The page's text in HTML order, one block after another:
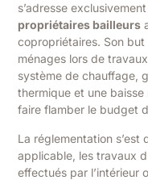
s’adresse
propriétaires bailleurs
copropriétaires. Son but
ménages lors de
système de chauffage,
thermique et une baisse
faire flamber le budget
La réglementation
applicable, les travaux
effectués par l’intérieur